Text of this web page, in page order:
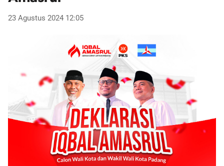
23 Agustus 2024 12:05